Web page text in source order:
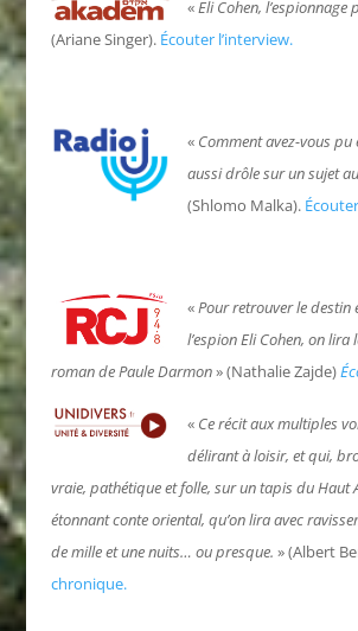
« Eli Cohen, l’espionnage
(Ariane Singer). Écouter l’interview.
« Comment avez-vous pu
aussi drôle sur un sujet
(Shlomo Malka).
« Pour retrouver le
l’espion Eli Cohen, on
roman de Paule Darmon» (Nathalie Zajde)
« Ce récit aux multiples
délirant à loisir, et qui,
vraie, pathétique et folle, sur un tapis du Haut
étonnant conte oriental, qu’on lira avec
de mille et une nuits… ou presque. » (Albert
chronique.